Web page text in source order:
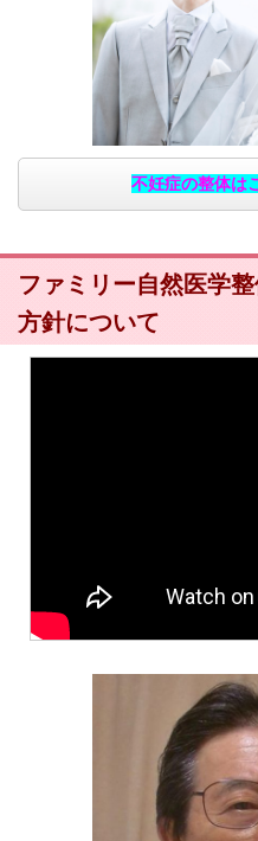
不妊症の整体は
ファミリー自然医学
方針について